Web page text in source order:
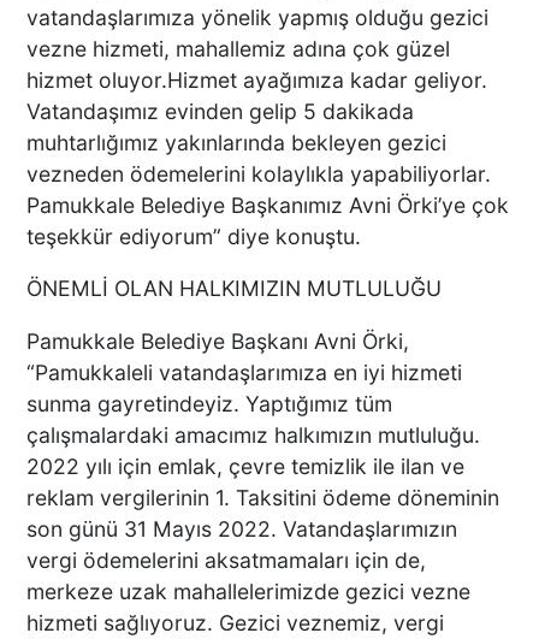
DENİZLİ BAROSU VE
AVUKATLARIN
İŞYERLERİNDE ARAMA
YAPILIYOR
KEKİK ÜRETİCİLERİNİN
BAHARAT ŞENLİKTE DE
İKİ KADINA KURŞUN
YAĞDIRAN ŞÜPHELİNİN
KAÇIŞ ANLARI ORTAYA
ÇIKTI
TÜRKİYE BU SÖZLERLE
YIKILDI: "BEBEĞİME SİPER
OLDU"
vatandaşlarımıza yönelik yapmış olduğu gezici
vezne hizmeti, mahallemiz adına çok güzel
hizmet oluyor.Hizmet ayağımıza kadar geliyor.
Vatandaşımız evinden gelip 5 dakikada
muhtarlığımız yakınlarında bekleyen gezici
vezneden ödemelerini kolaylıkla yapabiliyorlar.
Pamukkale Belediye Başkanımız Avni Örki’ye çok
teşekkür ediyorum” diye konuştu.
ÖNEMLİ OLAN HALKIMIZIN MUTLULUĞU
Pamukkale Belediye Başkanı Avni Örki,
“Pamukkaleli vatandaşlarımıza en iyi hizmeti
sunma gayretindeyiz. Yaptığımız tüm
çalışmalardaki amacımız halkımızın mutluluğu.
2022 yılı için emlak, çevre temizlik ile ilan ve
reklam vergilerinin 1. Taksitini ödeme döneminin
son günü 31 Mayıs 2022. Vatandaşlarımızın
vergi ödemelerini aksatmamaları için de,
merkeze uzak mahallelerimizde gezici vezne
hizmeti sağlıyoruz. Gezici veznemiz, vergi